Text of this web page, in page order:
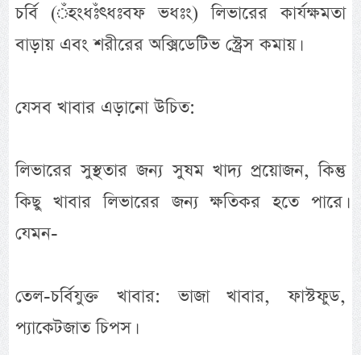
চর্বি (ঁহংধঃঁৎধঃবফ ভধঃং) লিভারের কার্যক্ষমতা
বাড়ায় এবং শরীরের অক্সিডেটিভ স্ট্রেস কমায়।
যেসব খাবার এড়ানো উচিত:
লিভারের সুস্থতার জন্য সুষম খাদ্য প্রয়োজন, কিন্তু
কিছু খাবার লিভারের জন্য ক্ষতিকর হতে পারে।
যেমন-
তেল-চর্বিযুক্ত খাবার: ভাজা খাবার, ফাস্টফুড,
প্যাকেটজাত চিপস।